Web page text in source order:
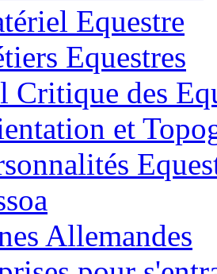
Equestre
Equestres
des
et
Allemandes